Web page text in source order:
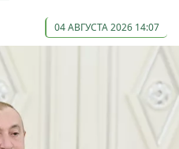
04 АВГУСТА 2026 14:07